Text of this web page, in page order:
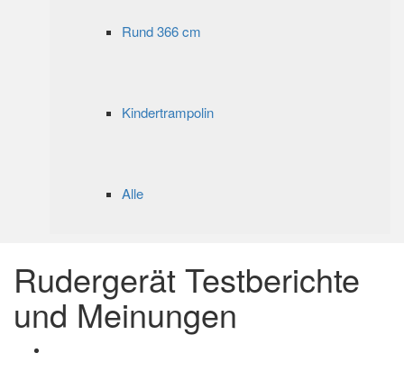
Rund 366 cm
Kindertrampolin
Alle
Rudergerät Testberichte
und Meinungen